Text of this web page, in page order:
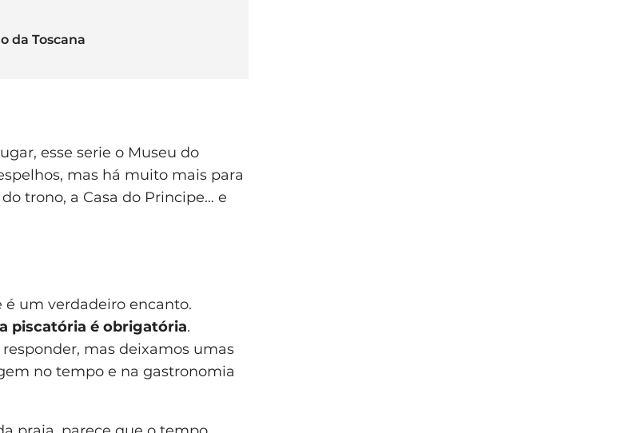
da Toscana
esse serie o Museu do
mas há muito mais para
trono, a Casa do Principe… e
é um verdadeiro encanto.
piscatória é obrigatória.
mas deixamos umas
no tempo e na gastronomia